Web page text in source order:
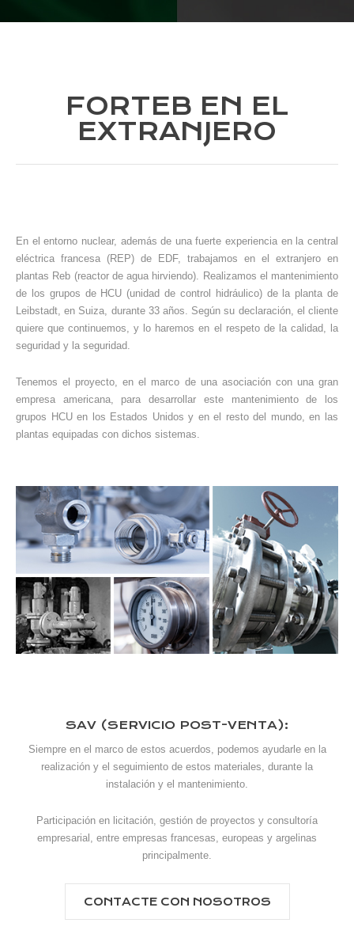
FORTEB EN EL
EXTRANJERO
En el entorno nuclear, además de una fuerte experiencia en la central
eléctrica francesa (REP) de EDF, trabajamos en el extranjero en
plantas Reb (reactor de agua hirviendo). Realizamos el mantenimiento
de los grupos de HCU (unidad de control hidráulico) de la planta de
Leibstadt, en Suiza, durante 33 años. Según su declaración, el cliente
quiere que continuemos, y lo haremos en el respeto de la calidad, la
seguridad y la seguridad.
Tenemos el proyecto, en el marco de una asociación con una gran
empresa americana, para desarrollar este mantenimiento de los
grupos HCU en los Estados Unidos y en el resto del mundo, en las
plantas equipadas con dichos sistemas.
SAV (SERVICIO POST-VENTA):
Siempre en el marco de estos acuerdos, podemos ayudarle en la
realización y el seguimiento de estos materiales, durante la
instalación y el mantenimiento.
Participación en licitación, gestión de proyectos y consultoría
empresarial, entre empresas francesas, europeas y argelinas
principalmente.
CONTACTE CON NOSOTROS